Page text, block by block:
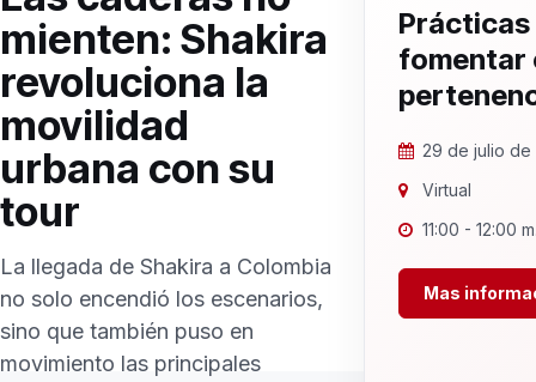
mienten: Shakira
revoluciona la
movilidad
urbana con su
tour
La llegada de Shakira a Colombia
no solo encendió los escenarios,
sino que también puso en
movimiento las principales
fomentar
29 de julio de
Virtual
11:00 - 12:00
Mas